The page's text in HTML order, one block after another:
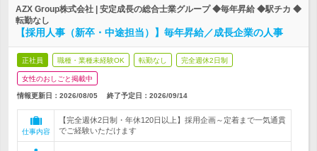
AZX Group株式会社 | 安定成長の総合士業グループ ◆毎年昇給 ◆駅チカ ◆
転勤なし
【採用人事（新卒・中途担当）】毎年昇給／成長企業の人事
正社員 職種・業種未経験OK 転勤なし 完全週休2日制
女性のおしごと掲載中
情報更新日：2026/08/05 終了予定日： 2026/09/14
仕事内容
【完全週休2日制・年休120日以上】採用企画～定着まで一気通貫
でご経験いただけます